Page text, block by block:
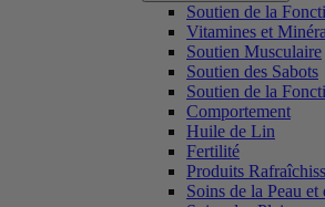
Soutien de la
Vitamines et
Soutien Musculaire
Soutien des Sabots
Soutien de la
Comportement
Huile de Lin
Fertilité
Produits
Soins de la Peau et